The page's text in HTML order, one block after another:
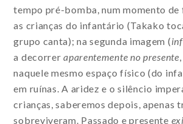
tempo pré-bomba, num momento
as crianças do infantário (Takako
grupo canta); na segunda imagem (
a decorreraparentemente no presente
naquele mesmo espaço físico (do
em ruínas. A aridez e o silêncio
crianças, saberemos depois, apenas
sobreviveram. Passado e presente